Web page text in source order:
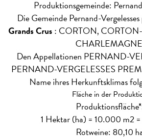
Produktionsgemeinde:
Die Gemeinde Pernand-
Grands Crus : CORTON,
Den Appellationen PERNAND-
PERNAND-VERGELESSES
Name ihres Herkunftsklimas
Fläche in der
1 Hektar (ha) = 10.000 m2
Rotweine: 80,10